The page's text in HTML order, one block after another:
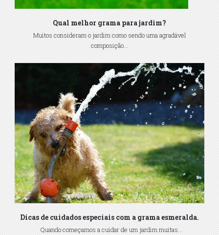
Qual melhor grama para jardim?
Muitos consideram o jardim como sendo uma agradável
composição...
Dicas de cuidados especiais com a grama esmeralda.
Quando começamos a cuidar de um jardim muitas...